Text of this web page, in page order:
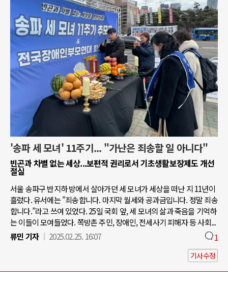
'송파 세 모녀' 11주기... "가난은 죄송할 일 아니다"
빈곤과 차별 없는 세상...보편적 권리로서 기초생활보장제도 개선
절실
서울 송파구 반지하 방에서 살아가던 세 모녀가 세상을 떠난 지 11년이
흘렀다. 유서에는 "죄송합니다. 마지막 월세와 공과금입니다. 정말 죄송
합니다.”라고 쓰여 있었다. 25일 국회 앞, 세 모녀의 삶과 죽음을 기억하
는 이들이 모여들었다. 쪽방촌 주민, 장애인, 전세사기 피해자 등 사회...
류민 기자
2025.02.25. 16:07 1
기사수정